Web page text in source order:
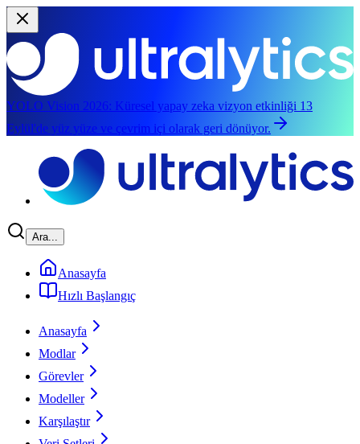
YOLO Vision 2026: Küresel yapay zeka vizyon etkinliği 13
Eylül'de yüz yüze ve çevrim içi olarak geri dönüyor.
Ara...
Anasayfa
Hızlı Başlangıç
Anasayfa
Modlar
Görevler
Modeller
Karşılaştır